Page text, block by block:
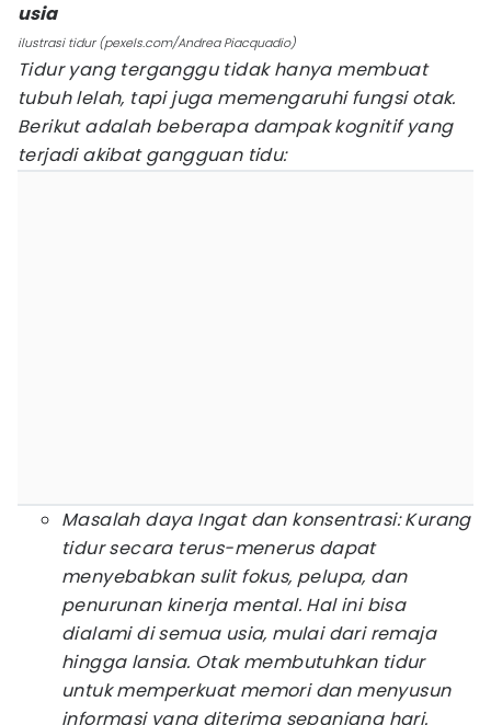
usia
ilustrasi tidur (pexels.com/Andrea Piacquadio)
Tidur yang terganggu tidak hanya membuat
tubuh lelah, tapi juga memengaruhi fungsi otak.
Berikut adalah beberapa dampak kognitif yang
terjadi akibat gangguan tidu:
Masalah daya Ingat dan konsentrasi: Kurang
tidur secara terus-menerus dapat
menyebabkan sulit fokus, pelupa, dan
penurunan kinerja mental. Hal ini bisa
dialami di semua usia, mulai dari remaja
hingga lansia. Otak membutuhkan tidur
untuk memperkuat memori dan menyusun
informasi yang diterima sepanjang hari.